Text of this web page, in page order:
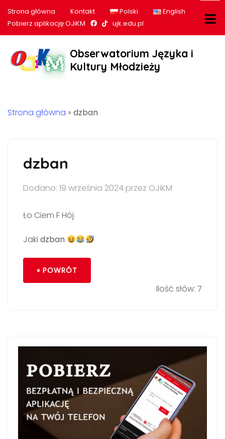
Strona główna Kontakt Polski
English
Pobierz aplikację OJiKM
Nasz profil na Facebook
Nasz profil na tiktok
ujk.edu.pl
Obserwatorium Języka i
Kultury Młodzieży
Strona główna » dzban
dzban
Dodano: 19 września 2024 przez OJiKM
Ło Ciem F Hój
Jaki dzban
« POWRÓT
Ilość słów: 7